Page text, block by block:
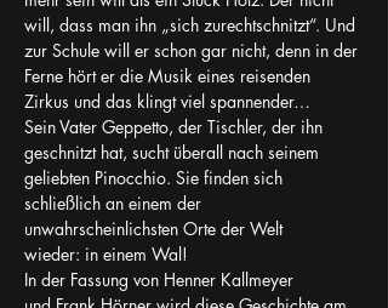
will, dass man ihn „sich zurechtschnitzt“. Und
zur Schule will er schon gar nicht, denn in der
Ferne hört er die Musik eines reisenden
Zirkus und das klingt viel spannender…
Sein Vater Geppetto, der Tischler, der ihn
geschnitzt hat, sucht überall nach seinem
geliebten Pinocchio. Sie finden sich
schließlich an einem der
unwahrscheinlichsten Orte der Welt
wieder: in einem Wal!
In der Fassung von Henner Kallmeyer